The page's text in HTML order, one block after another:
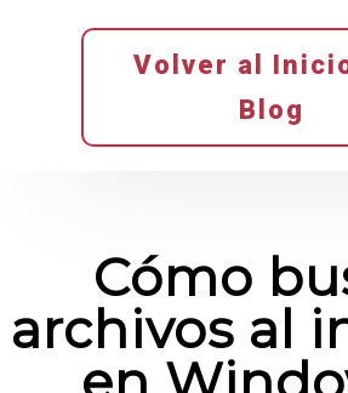
Volver al
Blog
Cómo
archivos al